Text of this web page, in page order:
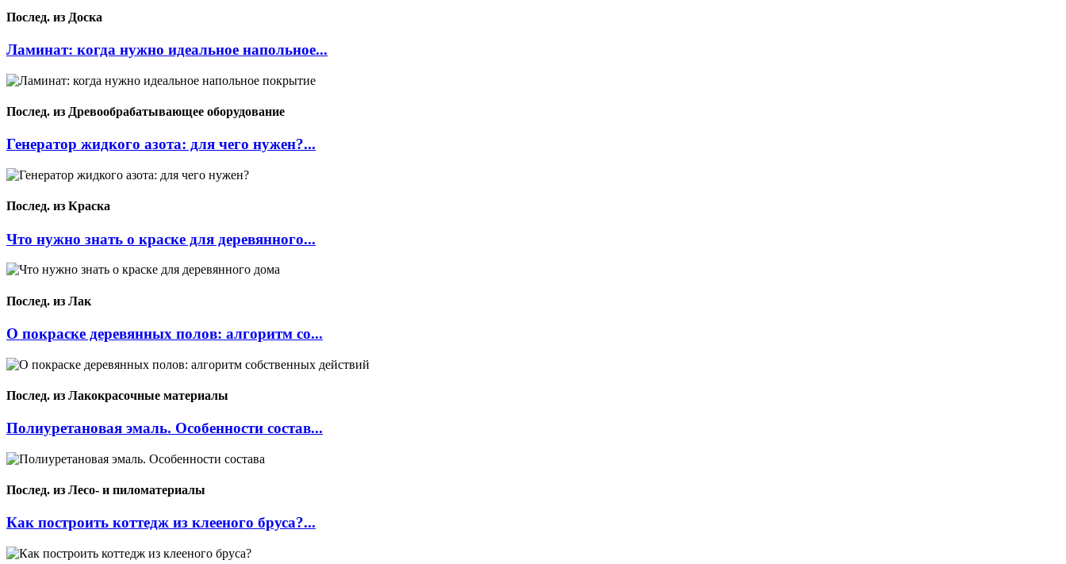
Послед. из Доска
Ламинат: когда нужно идеальное напольное...
Послед. из Древообрабатывающее оборудование
Генератор жидкого азота: для чего нужен?...
Послед. из Краска
Что нужно знать о краске для деревянного...
Послед. из Лак
О покраске деревянных полов: алгоритм со...
Послед. из Лакокрасочные материалы
Полиуретановая эмаль. Особенности состав...
Послед. из Лесо- и пиломатериалы
Как построить коттедж из клееного бруса?...